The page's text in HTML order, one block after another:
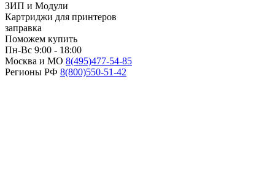
ЗИП и Модули
Картриджи для принтеров
заправка
Поможем купить
Пн-Вс 9:00 - 18:00
Москва и МО 8(495)477-54-85
Регионы РФ 8(800)550-51-42